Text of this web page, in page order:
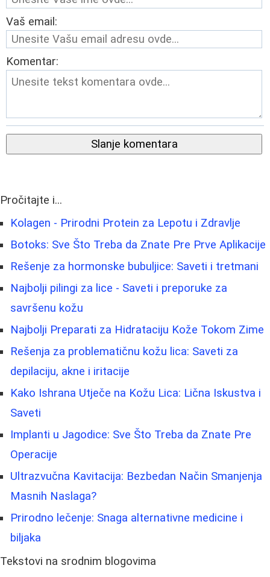
Vaš email:
Komentar:
Slanje komentara
Pročitajte i...
Kolagen - Prirodni Protein za Lepotu i Zdravlje
Botoks: Sve Što Treba da Znate Pre Prve Aplikacije
Rešenje za hormonske bubuljice: Saveti i tretmani
Najbolji pilingi za lice - Saveti i preporuke za
savršenu kožu
Najbolji Preparati za Hidrataciju Kože Tokom Zime
Rešenja za problematičnu kožu lica: Saveti za
depilaciju, akne i iritacije
Kako Ishrana Utječe na Kožu Lica: Lična Iskustva i
Saveti
Implanti u Jagodice: Sve Što Treba da Znate Pre
Operacije
Ultrazvučna Kavitacija: Bezbedan Način Smanjenja
Masnih Naslaga?
Prirodno lečenje: Snaga alternativne medicine i
biljaka
Tekstovi na srodnim blogovima